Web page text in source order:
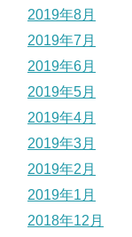
2019年8月
2019年7月
2019年6月
2019年5月
2019年4月
2019年3月
2019年2月
2019年1月
2018年12月